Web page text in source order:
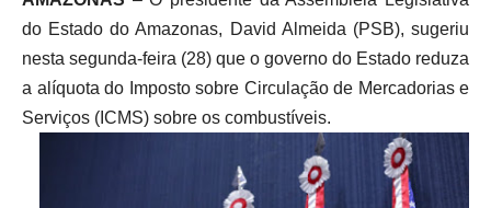
do Estado do Amazonas, David Almeida (PSB), sugeriu
nesta segunda-feira (28) que o governo do Estado reduza
a alíquota do Imposto sobre Circulação de Mercadorias e
Serviços (ICMS) sobre os combustíveis.